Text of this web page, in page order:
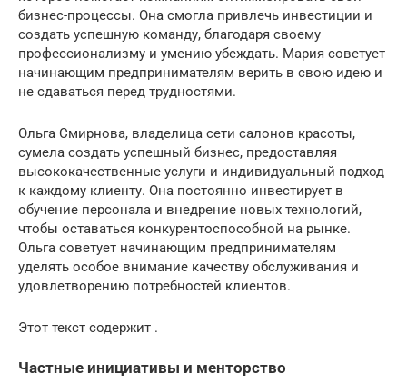
бизнес-процессы. Она смогла привлечь инвестиции и
создать успешную команду, благодаря своему
профессионализму и умению убеждать. Мария советует
начинающим предпринимателям верить в свою идею и
не сдаваться перед трудностями.
Ольга Смирнова, владелица сети салонов красоты,
сумела создать успешный бизнес, предоставляя
высококачественные услуги и индивидуальный подход
к каждому клиенту. Она постоянно инвестирует в
обучение персонала и внедрение новых технологий,
чтобы оставаться конкурентоспособной на рынке.
Ольга советует начинающим предпринимателям
уделять особое внимание качеству обслуживания и
удовлетворению потребностей клиентов.
Этот текст содержит .
Частные инициативы и менторство